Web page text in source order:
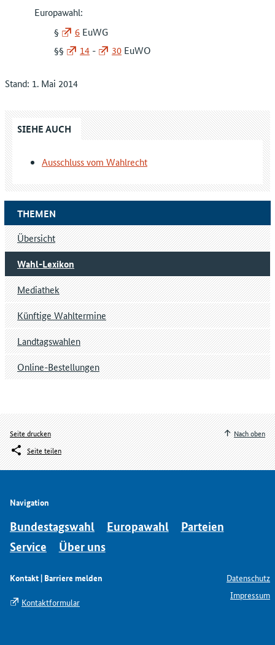
Europawahl:
§
6 EuWG
§§
14 - 30 EuWO
Stand: 1. Mai 2014
THEMEN
Übersicht
Wahl-Lexikon
Mediathek
Künftige Wahltermine
Landtagswahlen
Online-Bestellungen
SIEHE AUCH
Ausschluss vom Wahlrecht
Seite drucken
Seite teilen
Nach oben
Navigation
Bundestagswahl Europawahl
Parteien
Service
Über uns
Kontakt | Barriere melden
Kontaktformular
Datenschutz
Impressum